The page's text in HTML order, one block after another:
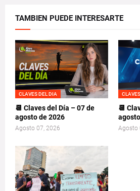
TAMBIEN PUEDE INTERESARTE
CLAVES DEL DIA
📆 Claves del Día – 07 de
agosto de 2026
Agosto 07, 2026
📆
Agosto